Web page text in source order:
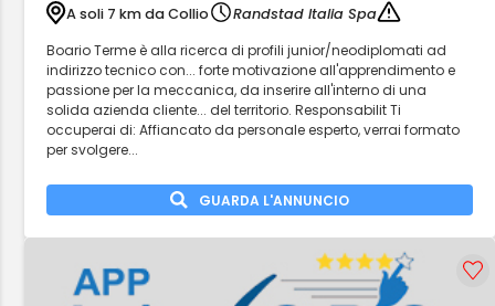
A soli 7 km da Collio
Randstad Italia Spa
Boario Terme è alla ricerca di profili junior/neodiplomati ad
indirizzo tecnico con... forte motivazione all'apprendimento e
passione per la meccanica, da inserire all'interno di una
solida azienda cliente... del territorio. Responsabilit Ti
occuperai di: Affiancato da personale esperto, verrai formato
per svolgere...
GUARDA L'ANNUNCIO